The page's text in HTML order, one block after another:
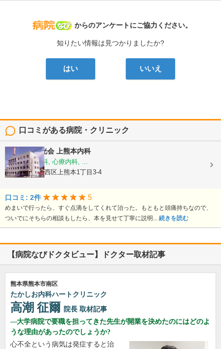
病院なび
からのアンケートにご協力ください。
知りたい情報は見つかりましたか?
はい いいえ
口コミがある病院・クリニック
医療法人陽光会 上熊本内科
内科, 神経内科, 心療内科, ...
熊本県熊本市西区上熊本1丁目3-4
口コミ: 2件 5
めまいで行ったら、すぐ点滴をしてくれて治った。もともと頭痛持ちなので、
ついでにそちらの相談もしたら、本を見せて丁寧に説明... 続きを読む
【病院なびドクタビュー】ドクター取材記事
熊本県熊本市南区
たかしお内科ハートクリニック
高潮 征爾 院長 取材記事
大学病院で要職を担ってきた先生が開業を決めたのにはどのよ
うな理由があったのでしょうか?
心不全という病気は発症すると治